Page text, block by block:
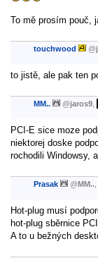
To mě prosím pouč,
touchwood @
to jistě, ale pak ten
MM.. @jaros9
PCI-E sice moze
niektorej doske
rochodili Windowsy,
Prasak @MM..
Hot-plug musí
hot-plug sběrnice
A to u bežných